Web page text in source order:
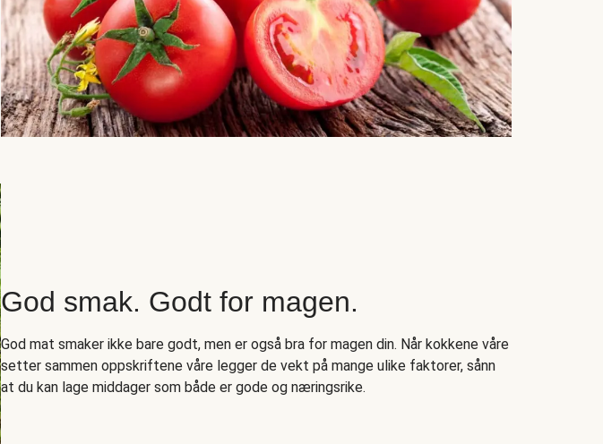
God smak. Godt for magen.
God mat smaker ikke bare godt, men er også bra for magen din. Når kokkene våre
setter sammen oppskriftene våre legger de vekt på mange ulike faktorer, sånn
at du kan lage middager som både er gode og næringsrike.